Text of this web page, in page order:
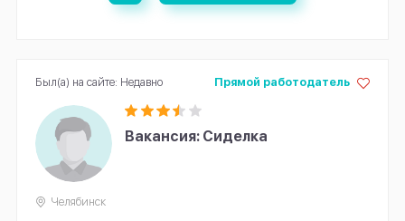
Вакансия: Сиделка
Прямой работодатель
Челябинск
Был(а) на сайте: Недавно